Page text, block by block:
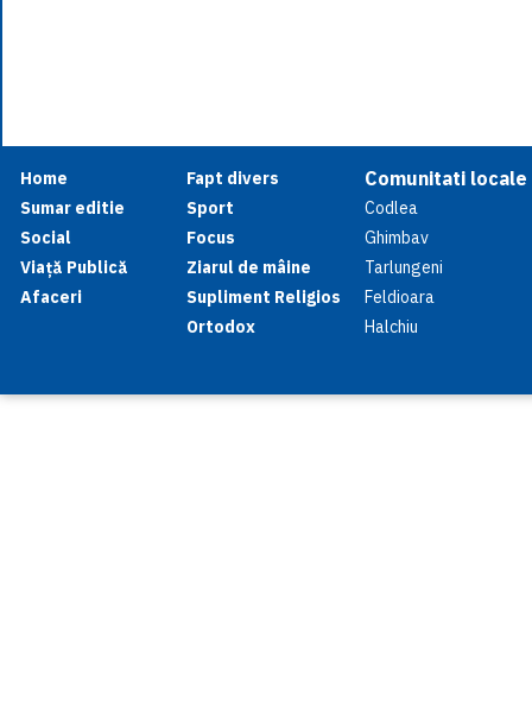
Home
Sumar editie
Social
Viață Publică
Afaceri
Fapt divers
Sport
Focus
Ziarul de mâine
Supliment Religios
Ortodox
Comunitati locale
Codlea
Ghimbav
Tarlungeni
Feldioara
Halchiu